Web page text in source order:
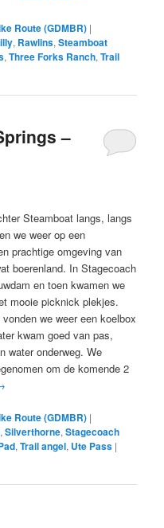
Route (GDMBR) |
, Rawlins,Steamboat
,Three Forks Ranch,Trail
–
Steamboat langs, langs
we weer op een
prachtige omgeving van
boerenland. In Stagecoach
en toen kwamen we
mooie picknick plekjes.
we weer een koelbox
kwam goed van pas,
water onderweg. We
om de komende 2
Route (GDMBR) |
,Silverthorne,Stagecoach
,Trail angel, Ute Pass |